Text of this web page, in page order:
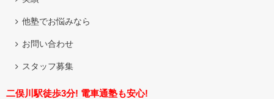
他塾でお悩みなら
お問い合わせ
スタッフ募集
二俣川駅徒歩3分! 電車通塾も安心!